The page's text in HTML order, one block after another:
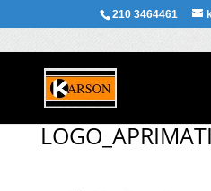
210 3464461